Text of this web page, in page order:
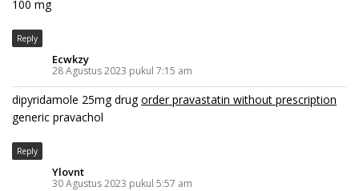
100 mg
Reply
Ecwkzy
28 Agustus 2023 pukul 7:15 am
dipyridamole 25mg drugorder pravastatin without prescription
generic pravachol
Reply
Ylovnt
30 Agustus 2023 pukul 5:57 am